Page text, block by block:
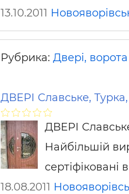
13.10.2011
Рубрика: Двері, ворота
ДВЕРІ Славське,
ДВЕРІ
Найбільшій
18.08.2011